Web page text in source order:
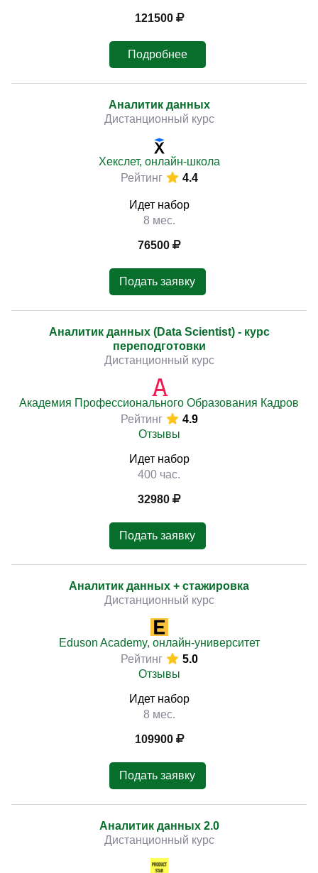
121500
Подробнее
Аналитик данных
Дистанционный курс
Хекслет, онлайн-школа
Рейтинг
4.4
Идет набор
8 мес.
76500
Подать заявку
Аналитик данных (Data Scientist) - курс
переподготовки
Дистанционный курс
Академия Профессионального Образования Кадров
Рейтинг
4.9
Отзывы
Идет набор
400 час.
32980
Подать заявку
Аналитик данных + стажировка
Дистанционный курс
Eduson Academy, онлайн-университет
Рейтинг
5.0
Отзывы
Идет набор
8 мес.
109900
Подать заявку
Аналитик данных 2.0
Дистанционный курс